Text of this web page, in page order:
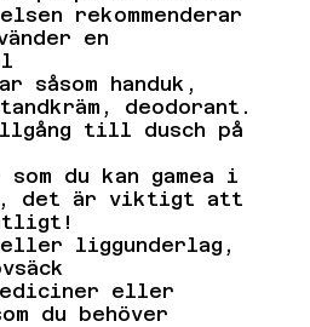
rekommenderar
en
såsom handuk,
deodorant.
till dusch på
du kan gamea i
det är viktigt att
eller liggunderlag,
eller
du behöver